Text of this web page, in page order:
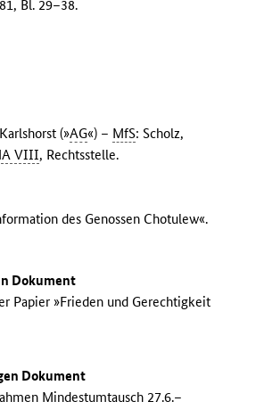
Bl. 29–38.
(»AG«) – MfS: Scholz,
VIII, Rechtsstelle.
des Genossen Chotulew«.
Dokument
Papier »Frieden und Gerechtigkeit
Dokument
Mindestumtausch 27.6.–